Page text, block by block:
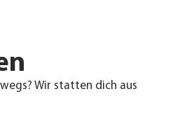
Wir statten dich aus